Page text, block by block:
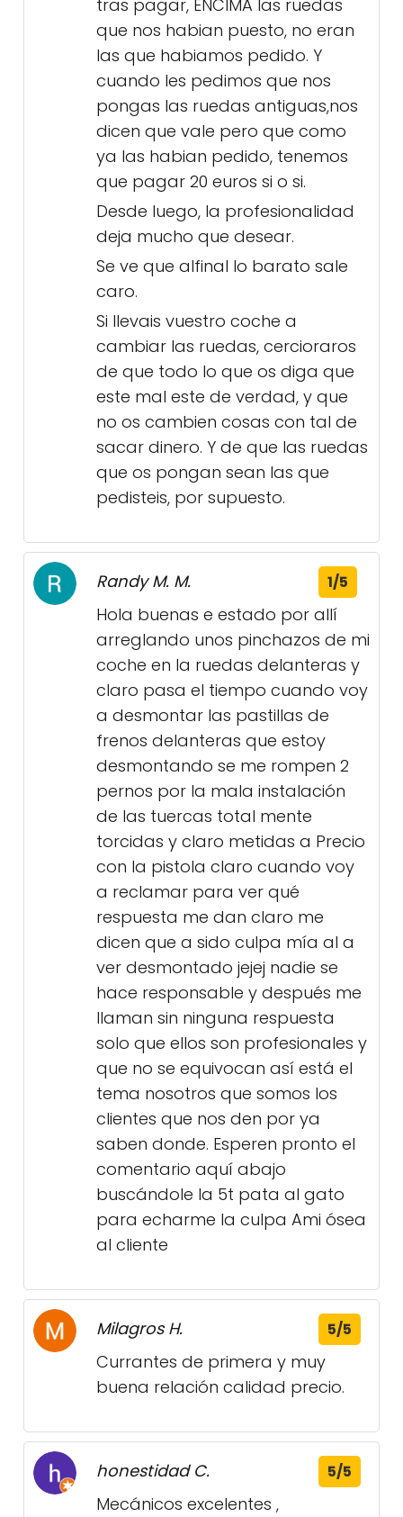
tras pagar, ENCIMA las ruedas
que nos habian puesto, no eran
las que habiamos pedido. Y
cuando les pedimos que nos
pongas las ruedas antiguas,nos
dicen que vale pero que como
ya las habian pedido, tenemos
que pagar 20 euros si o si.
Desde luego, la profesionalidad
deja mucho que desear.
Se ve que alfinal lo barato sale
caro.
Si llevais vuestro coche a
cambiar las ruedas, cercioraros
de que todo lo que os diga que
este mal este de verdad, y que
no os cambien cosas con tal de
sacar dinero. Y de que las ruedas
que os pongan sean las que
pedisteis, por supuesto.
Randy M. M. 1/5
Hola buenas e estado por allí
arreglando unos pinchazos de mi
coche en la ruedas delanteras y
claro pasa el tiempo cuando voy
a desmontar las pastillas de
frenos delanteras que estoy
desmontando se me rompen 2
pernos por la mala instalación
de las tuercas total mente
torcidas y claro metidas a Precio
con la pistola claro cuando voy
a reclamar para ver qué
respuesta me dan claro me
dicen que a sido culpa mía al a
ver desmontado jejej nadie se
hace responsable y después me
llaman sin ninguna respuesta
solo que ellos son profesionales y
que no se equivocan así está el
tema nosotros que somos los
clientes que nos den por ya
saben donde. Esperen pronto el
comentario aquí abajo
buscándole la 5t pata al gato
para echarme la culpa Ami ósea
al cliente
Milagros H. 5/5
Currantes de primera y muy
buena relación calidad precio.
honestidad C. 5/5
Mecánicos excelentes ,